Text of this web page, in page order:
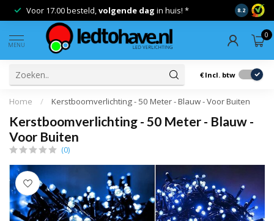
Voor 17.00 besteld,volgende dag in huis! * Gratis
8.2
MENU
0
€ Incl. btw
Home / Kerstboomverlichting - 50 Meter - Blauw - Voor Buiten
Kerstboomverlichting - 50 Meter - Blauw -
Voor Buiten
(0)